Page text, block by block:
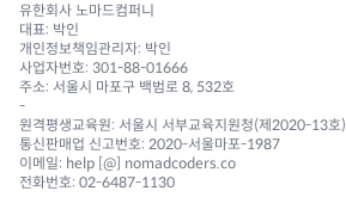
유한회사 노마드컴퍼니
대표: 박인
개인정보책임관리자: 박인
사업자번호: 301-88-01666
주소: 서울시 마포구 백범로 8, 532호
-
원격평생교육원: 서울시 서부교육지원청(제2020-13호)
통신판매업 신고번호: 2020-서울마포-1987
이메일: help [@] nomadcoders.co
전화번호: 02-6487-1130